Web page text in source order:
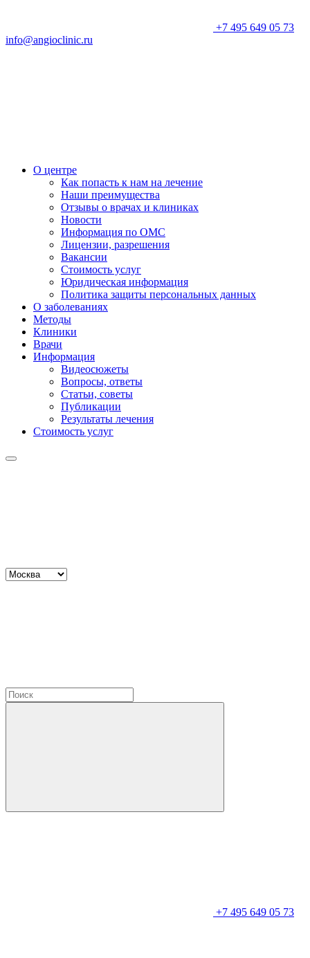
+7 495 649 05 73
info@angioclinic.ru
О центре
Как попасть к нам на лечение
Наши преимущества
Отзывы о врачах и клиниках
Новости
Информация по ОМС
Лицензии, разрешения
Вакансии
Стоимость услуг
Юридическая информация
Политика защиты персональных данных
О заболеваниях
Методы
Клиники
Врачи
Информация
Видеосюжеты
Вопросы, ответы
Статьи, советы
Публикации
Результаты лечения
Стоимость услуг
+7 495 649 05 73